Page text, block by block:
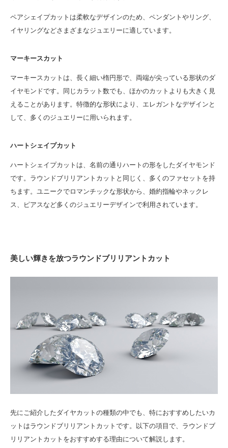
ペアシェイプカットは柔軟なデザインのため、ペンダントやリング、
イヤリングなどさまざまなジュエリーに適しています。
マーキースカット
マーキースカットは、長く細い楕円形で、両端が尖っている形状のダ
イヤモンドです。同じカラット数でも、ほかのカットよりも大きく見
えることがあります。特徴的な形状により、エレガントなデザインと
して、多くのジュエリーに用いられます。
ハートシェイプカット
ハートシェイプカットは、名前の通りハートの形をしたダイヤモンド
です。ラウンドブリリアントカットと同じく、多くのファセットを持
ちます。ユニークでロマンチックな形状から、婚約指輪やネックレ
ス、ピアスなど多くのジュエリーデザインで利用されています。
美しい輝きを放つラウンドブリリアントカット
先にご紹介したダイヤカットの種類の中でも、特におすすめしたいカ
ットはラウンドブリリアントカットです。以下の項目で、ラウンドブ
リリアントカットをおすすめする理由について解説します。